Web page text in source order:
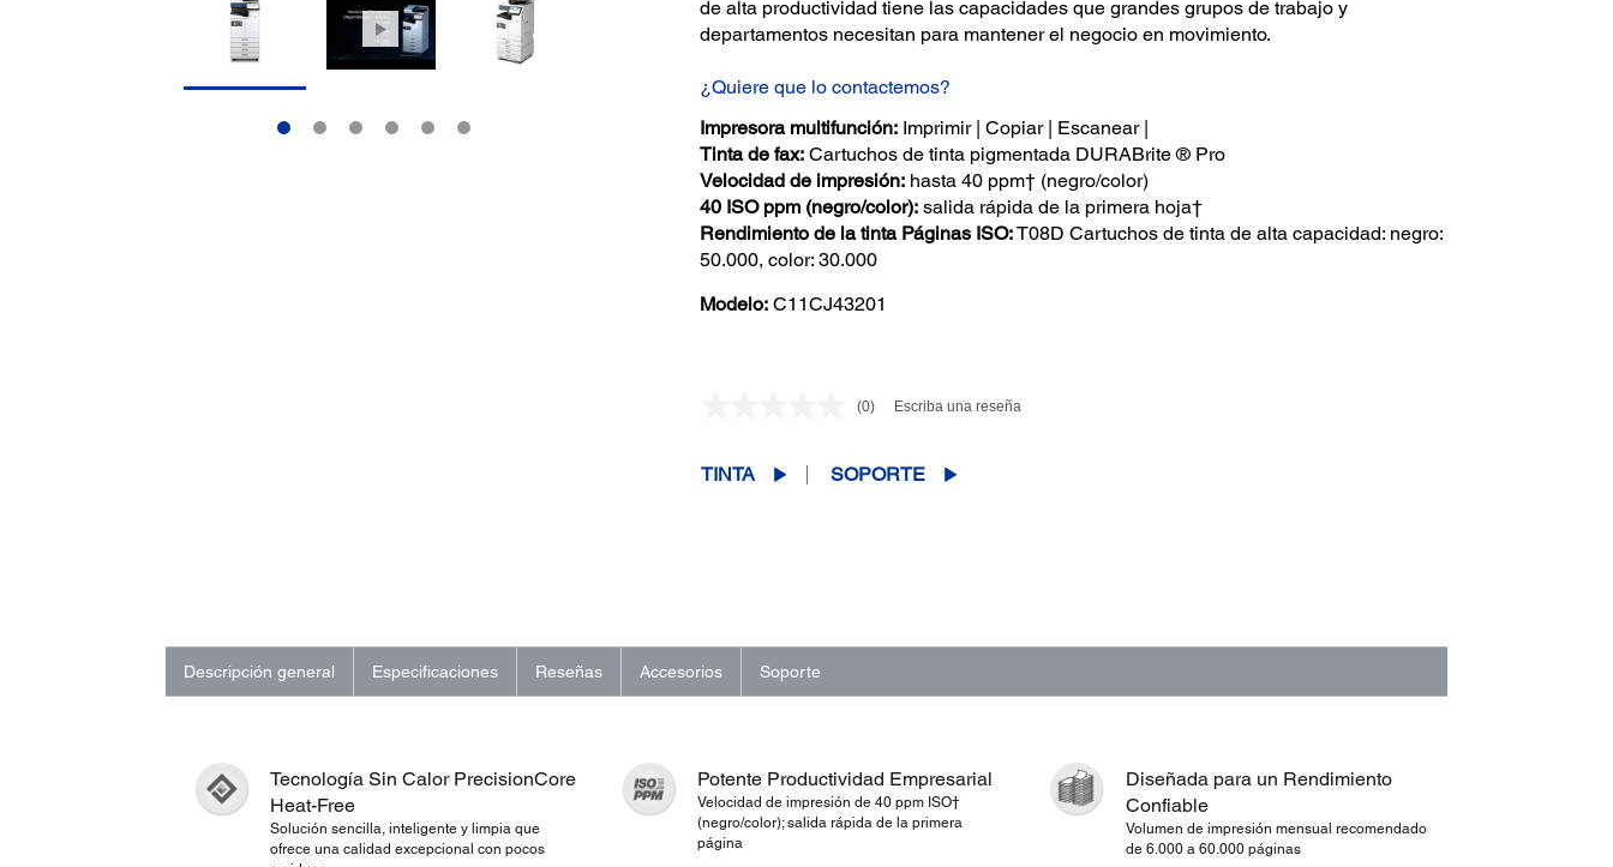
de alta productividad tiene las capacidades que grandes grupos de trabajo y
departamentos necesitan para mantener el negocio en movimiento.
¿Quiere que lo contactemos?
Impresora multifunción:Imprimir | Copiar | Escanear |
Tinta de fax:Cartuchos de tinta pigmentada DURABrite ® Pro
Velocidad de impresión:hasta 40 ppm† (negro/color)
40 ISO ppm (negro/color):salida rápida de la primera hoja†
Rendimiento de la tinta Páginas ISO:T08D Cartuchos de tinta de alta capacidad: negro:
50.000, color: 30.000
Modelo: C11CJ43201
Sin
en
(0) Escriba una reseña
TINTA SOPORTE
Descripción general Especificaciones Reseñas Accesorios Soporte
Tecnología Sin Calor PrecisionCore
Heat-Free
Solución sencilla, inteligente y limpia que
ofrece una calidad excepcional con pocos
Potente Productividad Empresarial
Velocidad de impresión de 40 ppm ISO†
(negro/color); salida rápida de la primera
página
Diseñada para un Rendimiento
Confiable
Volumen de impresión mensual recomendado
de 6.000 a 60.000 páginas